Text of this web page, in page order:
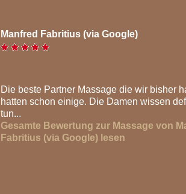
Manfred Fabritius (via Google)
Die beste Partner Massage die wir bisher
hatten schon einige. Die Damen wissen
tun...
Gesamte Bewertung zur Massage von
Fabritius (via Google) lesen